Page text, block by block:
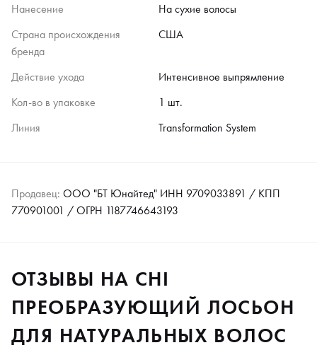
Нанесение
На сухие волосы
Страна происхождения
бренда
США
Действие ухода
Интенсивное выпрямление
Кол-во в упаковке
1 шт.
Линия
Transformation System
Продавец: ООО "БТ Юнайтед" ИНН 9709033891 / КПП
770901001 / ОГРН 1187746643193
ОТЗЫВЫ НА CHI
ПРЕОБРАЗУЮЩИЙ ЛОСЬОН
ДЛЯ НАТУРАЛЬНЫХ ВОЛОС